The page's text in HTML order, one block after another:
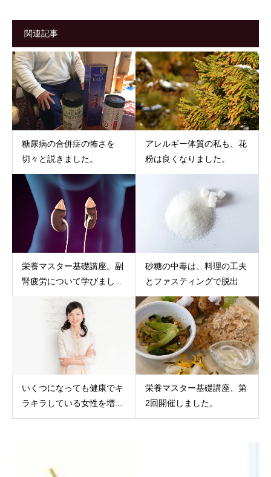
関連記事
糖尿病の合併症の怖さを
切々と説きました。
アレルギー体質の私も、花
粉は良くなりました。
栄養マスター基礎講座。副
腎疲労について学びまし...
砂糖の中毒は、料理の工夫
とファスティングで脱出
いくつになっても健康でキ
ラキラしている女性を増...
栄養マスター基礎講座、第
2回開催しました。